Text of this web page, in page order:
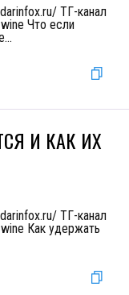
ТГ-канал
Что если
...
И КАК ИХ
ТГ-канал
Как удержать